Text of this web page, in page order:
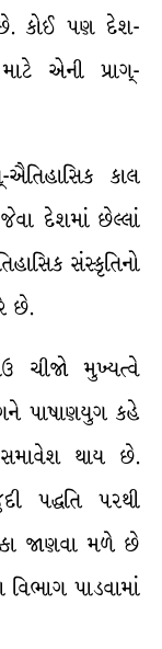
છે. કોઈ પણ દેશ-
એની પ્રાગ્-
કાલ
દેશમાં છેલ્લાં
સંસ્કૃતિનો
છે.
ચીજો મુખ્યત્વે
પાષાણયુગ કહે
થાય છે.
પદ્ધતિ પરથી
જાણવા મળે છે
પાડવામાં